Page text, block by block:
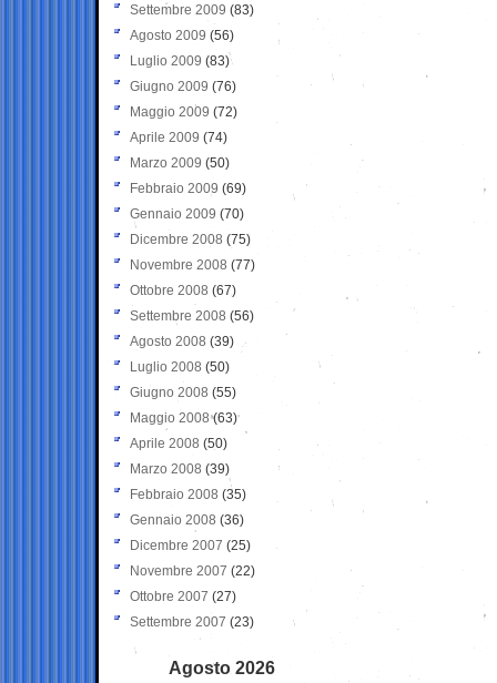
Settembre 2009 (83)
Agosto 2009 (56)
Luglio 2009 (83)
Giugno 2009 (76)
Maggio 2009 (72)
Aprile 2009 (74)
Marzo 2009 (50)
Febbraio 2009 (69)
Gennaio 2009 (70)
Dicembre 2008 (75)
Novembre 2008 (77)
Ottobre 2008 (67)
Settembre 2008 (56)
Agosto 2008 (39)
Luglio 2008 (50)
Giugno 2008 (55)
Maggio 2008(63)
Aprile 2008 (50)
Marzo 2008 (39)
Febbraio 2008 (35)
Gennaio 2008 (36)
Dicembre 2007 (25)
Novembre 2007 (22)
Ottobre 2007 (27)
Settembre 2007 (23)
Agosto 2026